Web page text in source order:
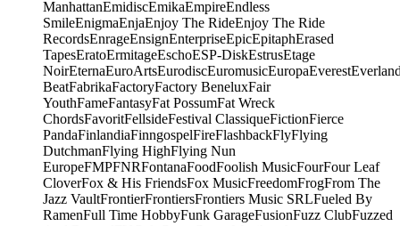
ManhattanEmidiscEmikaEmpireEndless
SmileEnigmaEnjaEnjoy The RideEnjoy The Ride
RecordsEnrageEnsignEnterpriseEpicEpitaphErased
TapesEratoErmitageEschoESP-DiskEstrusEtage
NoirEternaEuroArtsEurodiscEuromusicEuropaEverest
BeatFabrikaFactoryFactory BeneluxFair
YouthFameFantasyFat PossumFat Wreck
ChordsFavoritFellsideFestival ClassiqueFictionFierce
PandaFinlandiaFinngospelFireFlashbackFlyFlying
DutchmanFlying HighFlying Nun
EuropeFMPFNRFontanaFoodFoolish MusicFourFour Leaf
CloverFox & His FriendsFox MusicFreedomFrogFrom The
Jazz VaultFrontierFrontiersFrontiers Music SRLFueled By
RamenFull Time HobbyFunk GarageFusionFuzz ClubFuzzed